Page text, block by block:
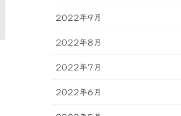
2022年9月
2022年8月
2022年7月
2022年6月